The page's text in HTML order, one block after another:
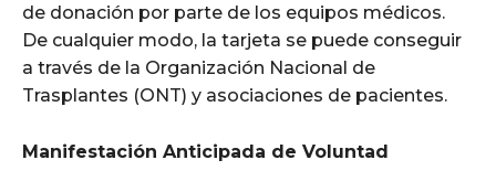
de donación por parte de los equipos médicos.
De cualquier modo, la tarjeta se puede conseguir
a través de la Organización Nacional de
Trasplantes (ONT) y asociaciones de pacientes.
Manifestación Anticipada de Voluntad